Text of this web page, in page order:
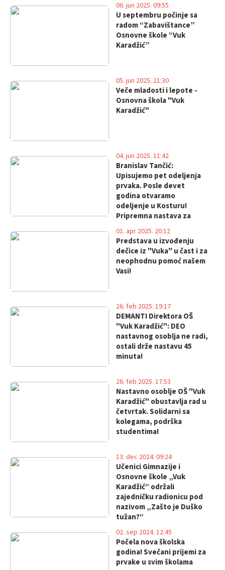
U septembru počinje sa
radom “Zabavištance”
Osnovne škole “Vuk
Karadžić”
06. jun 2025. 09:55
Veče mladosti i lepote -
Osnovna škola "Vuk
Karadžić"
05. jun 2025. 21:30
Branislav Tančić:
Upisujemo pet odeljenja
prvaka. Posle devet
godina otvaramo
odeljenje u Kosturu!
Pripremna nastava za
04. jun 2025. 11:42
Predstava u izvođenju
dečice iz "Vuka" u čast i za
neophodnu pomoć našem
Vasi!
01. apr 2025. 20:12
DEMANTI Direktora OŠ
"Vuk Karadžić": DEO
nastavnog osoblja ne radi,
ostali drže nastavu 45
minuta!
26. feb 2025. 19:17
Nastavno osoblje OŠ "Vuk
Karadžić" obustavlja rad u
četvrtak. Solidarni sa
kolegama, podrška
studentima!
26. feb 2025. 17:53
Učenici Gimnazije i
Osnovne škole „Vuk
Karadžić“ održali
zajedničku radionicu pod
nazivom „Zašto je Duško
tužan?“
13. dec 2024. 09:24
Počela nova školska
godina! Svečani prijemi za
prvake u svim školama
02. sep 2024. 12:45